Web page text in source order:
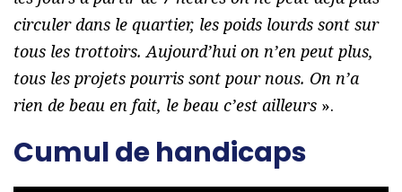
circuler dans le quartier, les poids lourds sont sur
tous les trottoirs. Aujourd’hui on n’en peut plus,
tous les projets pourris sont pour nous. On n’a
rien de beau en fait, le beau c’est ailleurs ».
Cumul de handicaps